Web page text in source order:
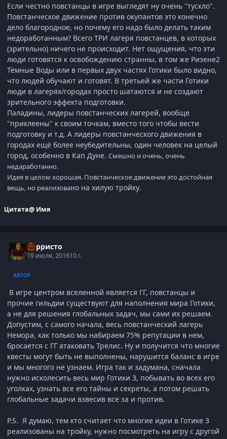
Если честно повстанцы в игре выгледят ну очень "тускло".
Повстанческое движение против окупантов это конечно
дело благородное, но почему его надо было делать таким
недоработанным? Всего ТРИ лагеря повстанцев, в которых
(зрительно) ничего не происходит. Нет ощущения, что эти
люди готовятся к освобождению странны, в том же Ризене2
Тёмные Воды или в первых двух частях Готики было видно,
что людей обучают и готовят. В третьей же части Готики
люди в лагерях/городах просто шатаются и не создают
зрительного эффекта подготовки.
Паладины, лидеры повстанческих лагерей, вообще
"приклеены" к своим точкам, вместо того чтобы вести
подготовку и т.д. А лидеры повстанческого движения в
городах ещё более неубедительны, один человек на целый
город, особенно в Кап Дуне. Смешно и очень, очень
недаработанно.
Идея в целом хорошая. Повстанческое движение это достойная
вещь, но реализовано на хилую тройку.
Цитата@ Имя
Корристо
19 июля, 201610 г.
АВТОР
В игре центром вселенной является ГГ, повстанцы и
прочие гильдии существуют для наполнения мира Готики,
а не для решения глобальных задач, мы сами их решаем.
Допустим, с самого начала, весь повстанческий лагерь
Немора, как только мы набираем 75% репутации в нем,
бросается с ГГ атаковать Трелис. Ну и получится что многие
квесты могут быть не выполнены, нарушится баланс в игре
и мы многого не узнаем. Игра так и задумана, сначала
нужно исколесить весь мир Готики 3, побывать во всех его
уголках, узнать все его тайны и секреты, а потом решать
глобальные задачи взвесив все за и против.
P.S. Я думаю, тем кто считает что многие идеи в Готике 3
реализованы на тройку, нужно посмотреть на игру с другой